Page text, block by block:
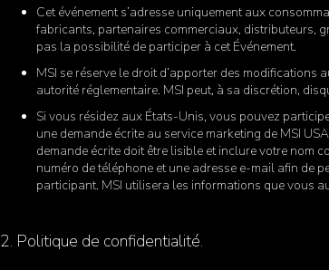
Cet événement s’adresse uniquement aux
fabricants, partenaires commerciaux, distributeurs,
pas la possibilité de participer à cet Événement.
MSI se réserve le droit d’apporter des
autorité réglementaire. MSI peut, à sa discrétion,
Si vous résidez aux États-Unis, vous pouvez
une demande écrite au service marketing de MSI
demande écrite doit être lisible et inclure votre nom
numéro de téléphone et une adresse e-mail afin de
participant. MSI utilisera les informations que vous
2. Politique de confidentialité.